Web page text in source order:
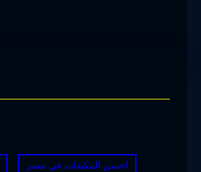
احسن المكيفات في مصر